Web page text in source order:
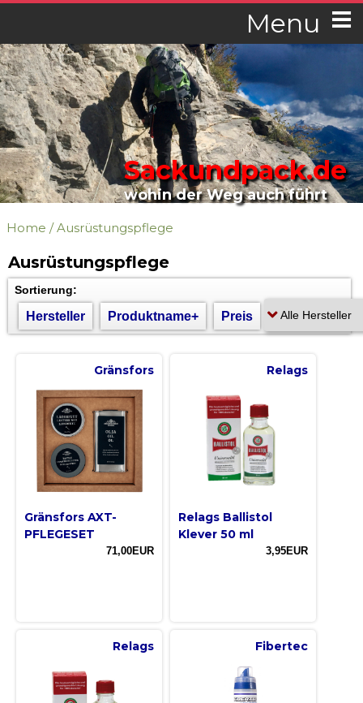
Menu
Sackundpack.de
wohin der Weg auch führt
Home /Ausrüstungspflege
Ausrüstungspflege
Sortierung:
Hersteller Produktname+ Preis
Gränsfors
Gränsfors AXT-
PFLEGESET
71,00EUR
Relags
Relags Ballistol
Klever 50 ml
3,95EUR
Relags Fibertec